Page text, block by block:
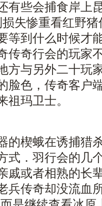
些会捕食岸上
失惨重看红野
等到什么时候才
传奇行会的玩家
方与另外二十玩
脸色，传奇客户
祖玛卫士。
的楔蛾在诱捕猎
式．羽行会的几
戚或者相熟的长
兵传奇却没流血